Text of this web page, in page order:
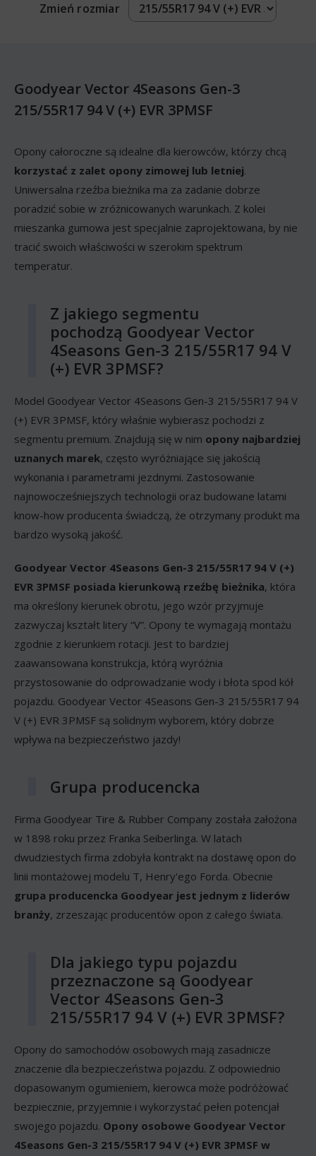
Zmień rozmiar
Goodyear Vector 4Seasons Gen-3
215/55R17 94 V (+) EVR 3PMSF
Opony całoroczne są idealne dla kierowców, którzy chcą
korzystać z zalet opony zimowej lub letniej.
Uniwersalna rzeźba bieżnika ma za zadanie dobrze
poradzić sobie w zróżnicowanych warunkach. Z kolei
mieszanka gumowa jest specjalnie zaprojektowana, by nie
tracić swoich właściwości w szerokim spektrum
temperatur.
Z jakiego segmentu
pochodzą Goodyear Vector
4Seasons Gen-3 215/55R17 94 V
(+) EVR 3PMSF?
Model Goodyear Vector 4Seasons Gen-3 215/55R17 94 V
(+) EVR 3PMSF, który właśnie wybierasz pochodzi z
segmentu premium. Znajdują się w nim opony najbardziej
uznanych marek, często wyróżniające się jakością
wykonania i parametrami jezdnymi. Zastosowanie
najnowocześniejszych technologii oraz budowane latami
know-how producenta świadczą, że otrzymany produkt ma
bardzo wysoką jakość.
Goodyear Vector 4Seasons Gen-3 215/55R17 94 V (+)
EVR 3PMSF posiada kierunkową rzeźbę bieżnika, która
ma określony kierunek obrotu, jego wzór przyjmuje
zazwyczaj kształt litery “V”. Opony te wymagają montażu
zgodnie z kierunkiem rotacji. Jest to bardziej
zaawansowana konstrukcja, którą wyróżnia
przystosowanie do odprowadzanie wody i błota spod kół
pojazdu. Goodyear Vector 4Seasons Gen-3 215/55R17 94
V (+) EVR 3PMSF są solidnym wyborem, który dobrze
wpływa na bezpieczeństwo jazdy!
Grupa producencka
Firma Goodyear Tire & Rubber Company została założona
w 1898 roku przez Franka Seiberlinga. W latach
dwudziestych firma zdobyła kontrakt na dostawę opon do
linii montażowej modelu T, Henry'ego Forda. Obecnie
grupa producencka Goodyear jest jednym z liderów
branży, zrzeszając producentów opon z całego świata.
Dla jakiego typu pojazdu
przeznaczone są Goodyear
Vector 4Seasons Gen-3
215/55R17 94 V (+) EVR 3PMSF?
Opony do samochodów osobowych mają zasadnicze
znaczenie dla bezpieczeństwa pojazdu. Z odpowiednio
dopasowanym ogumieniem, kierowca może podróżować
bezpiecznie, przyjemnie i wykorzystać pełen potencjał
swojego pojazdu. Opony osobowe Goodyear Vector
4Seasons Gen-3 215/55R17 94 V (+) EVR 3PMSF w